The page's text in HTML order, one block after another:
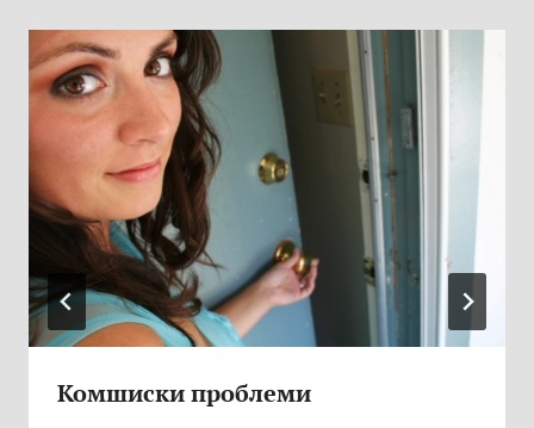
Комшиски проблеми